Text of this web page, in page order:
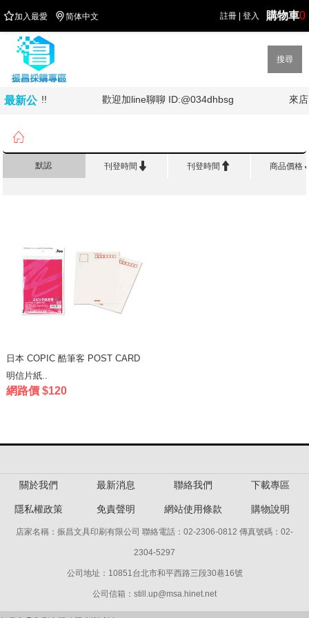
註冊 登入 購物車0
加入最愛 简体中文
搜尋
最新公
灣加油!!!! 歡迎加line聊聊 ID:@034dhbsg 來

默認 刊登時間  刊登時間  商品價格
日本 COPIC 酷筆客 POST CARD
明信片紙..
網路價 $120
關於我們 最新消息 聯絡我們 下載專區
隱私權政策 免責聲明 網站使用條款 購物說明
店家名稱：振昌文具印刷有限公司 聯絡電話：02-2306-0812 傳真號碼：02-
2304-5297
公司地址：10851台北市和平西路三段30巷16號
公司信箱：still.up@msa.hinet.net